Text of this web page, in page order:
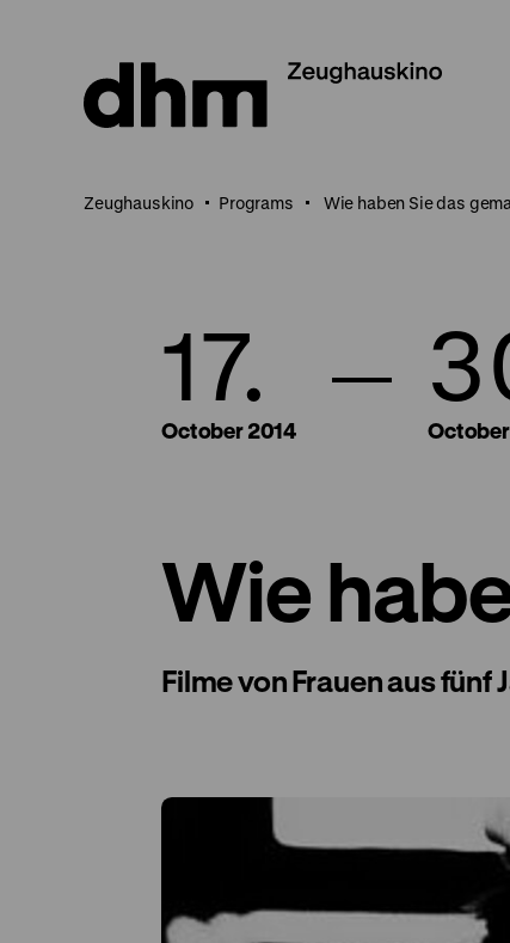
Zeughauskino Programs Wie haben Sie das
17.
October 2014
Wie
Filme von Frauen aus fünf